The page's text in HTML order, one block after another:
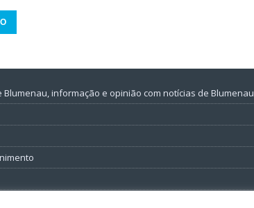
Blumenau, informação e opinião com notícias de Blumenau